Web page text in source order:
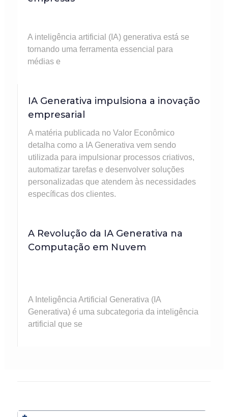
A inteligência artificial (IA) generativa está se
tornando uma ferramenta essencial para
médias e
IA Generativa impulsiona a inovação
empresarial
A matéria publicada no Valor Econômico
detalha como a IA Generativa vem sendo
utilizada para impulsionar processos criativos,
automatizar tarefas e desenvolver soluções
personalizadas que atendem às necessidades
específicas dos clientes.
A Revolução da IA Generativa na
Computação em Nuvem
A Inteligência Artificial Generativa (IA
Generativa) é uma subcategoria da inteligência
artificial que se